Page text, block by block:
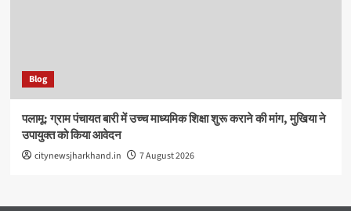
Blog
पलामू: ग्राम पंचायत बारी में उच्च माध्यमिक शिक्षा शुरू कराने की मांग, मुखिया ने
उपायुक्त को किया आवेदन
citynewsjharkhand.in 7 August 2026